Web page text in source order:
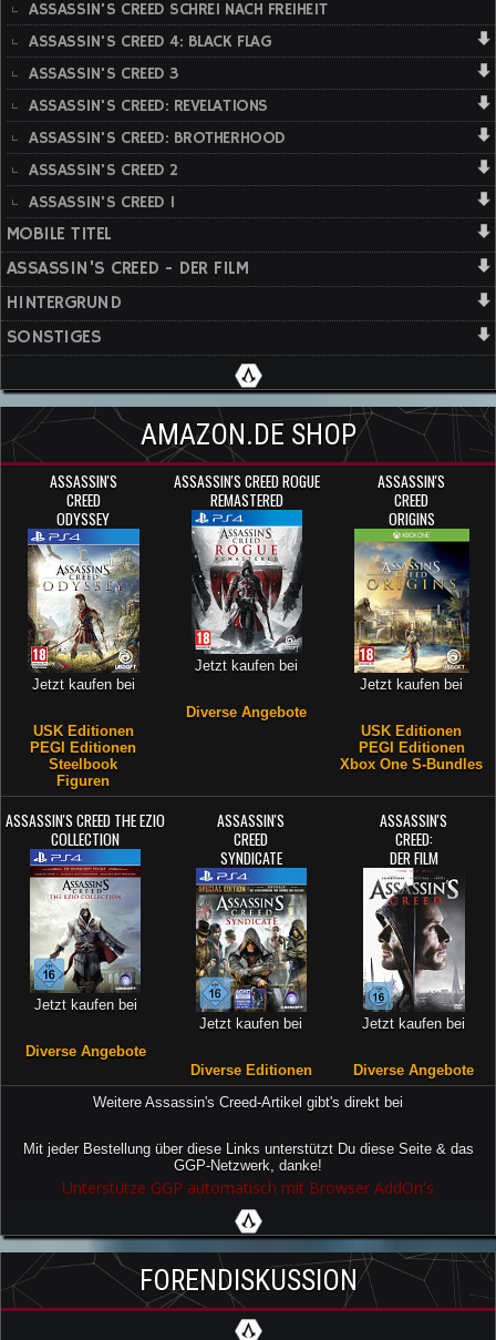
ASSASSIN'S CREED SCHREI NACH FREIHEIT
ASSASSIN'S CREED 4: BLACK FLAG
ASSASSIN'S CREED 3
ASSASSIN'S CREED: REVELATIONS
ASSASSIN'S CREED: BROTHERHOOD
ASSASSIN'S CREED 2
ASSASSIN'S CREED 1
MOBILE TITEL
ASSASSIN'S CREED - DER FILM
HINTERGRUND
SONSTIGES
AMAZON.DE SHOP
ASSASSIN'S
CREED
ODYSSEY
Jetzt kaufen bei
USK Editionen
PEGI Editionen
Steelbook
Figuren
ASSASSIN'S CREED ROGUE
REMASTERED
Jetzt kaufen bei
Diverse Angebote
ASSASSIN'S
CREED
ORIGINS
Jetzt kaufen bei
USK Editionen
PEGI Editionen
Xbox One S-Bundles
ASSASSIN'S CREED THE EZIO
COLLECTION
Jetzt kaufen bei
Diverse Angebote
ASSASSIN'S
CREED
SYNDICATE
Jetzt kaufen bei
Diverse Editionen
ASSASSIN'S
CREED:
DER FILM
Jetzt kaufen bei
Diverse Angebote
Weitere Assassin's Creed-Artikel gibt's direkt bei
Mit jeder Bestellung über diese Links unterstützt Du diese Seite & das
GGP-Netzwerk, danke!
Unterstütze GGP automatisch mit Browser AddOn's
FORENDISKUSSION